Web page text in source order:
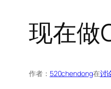
现在做
作者： 520chendong在讨